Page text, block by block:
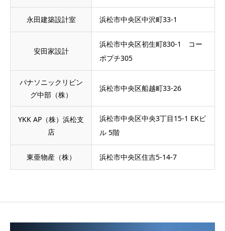
永田建築設計室 浜松市中央区中沢町33-1
安田家設計
浜松市中央区初生町830-1 コー
ポプチ305
パナソニックリビン
グ中部（株）
浜松市中央区船越町33-26
YKK AP（株）浜松支
店
浜松市中央区中央3丁目15-1 EKビ
ル 5階
東亜物産（株） 浜松市中央区住吉5-14-7